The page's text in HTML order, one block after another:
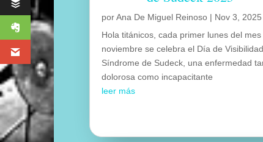
porAna De Miguel Reinoso | Nov 3, 2025
Hola titánicos, cada primer lunes del mes
noviembre se celebra el Día de
Síndrome de Sudeck, una enfermedad
dolorosa como incapacitante
leer más